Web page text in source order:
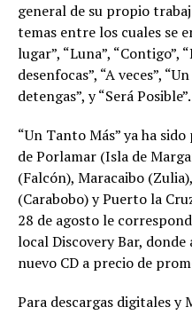
general de su propio
temas entre los cuales se
lugar”, “Luna”, “Contigo”,
desenfocas”, “A veces”,
detengas”, y “Será Posible”.
“Un Tanto Más” ya ha
de Porlamar (Isla de
(Falcón), Maracaibo
(Carabobo) y Puerto la
28 de agosto le
local Discovery Bar,
nuevo CD a precio de
Para descargas digitales y